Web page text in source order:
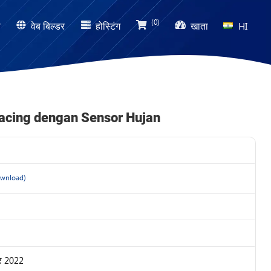
वेब बिल्डर होस्टिंग (0) खाता HI
dengan Sensor Hujan
2022